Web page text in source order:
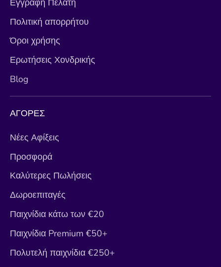
Εγγραφή Πελάτη
Πολιτική απορρήτου
Όροι χρήσης
Ερωτήσεις Χονδρικής
Blog
ΑΓΟΡΕΣ
Νέες Αφίξεις
Προσφορά
Καλύτερες Πωλήσεις
Δωροεπιταγές
Παιχνίδια κάτω των €20
Παιχνίδια Premium €50+
Πολυτελή παιχνίδια €250+